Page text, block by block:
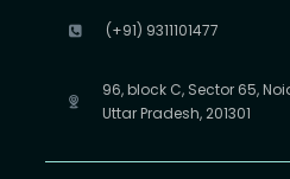
(+91) 9311101477
96, block C, Sector 65,
Uttar Pradesh, 201301